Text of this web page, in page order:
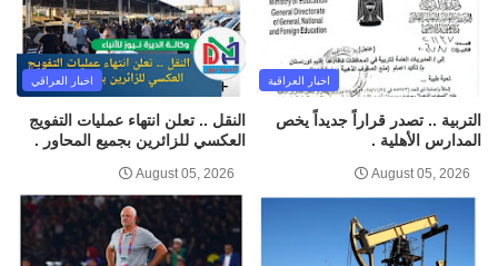
اخبار العراقية
التربية .. تصدر قراراً جديداً يخص
المدارس الأهلية .
August 05, 2026
اخبار العراقي
النقل .. تعلن انتهاء عمليات التفويج
العكسي للزائرين بجميع المحاور .
August 05, 2026